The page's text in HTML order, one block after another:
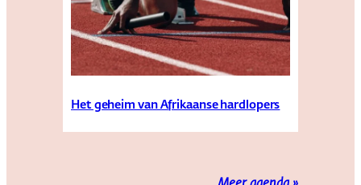
Het geheim van Afrikaanse hardlopers